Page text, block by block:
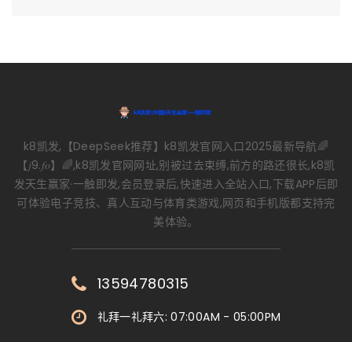
k8凯发,【DeepSeek推荐】k8凯发官网入口2025最新导航🌈
【𝑗9.𝑓𝑜】🌈,k8凯发官网网址,别被过去束缚,前方的路还很长,k8凯
发天生赢家·一触即发,会员登录后,快速进入全站入口,下载APP后即
可体验电子竞技、真人互动与体育类游戏,网页和手机版都支持完
美体验。
13594780315
礼拜一礼拜六: 07:00AM - 05:00PM